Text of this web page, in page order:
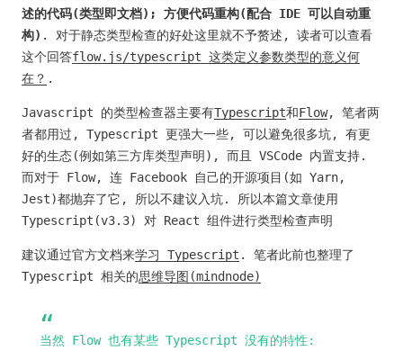
述的代码(类型即文档); 方便代码重构(配合 IDE 可以自动重
构) . 对于静态类型检查的好处这里就不予赘述, 读者可以查看
这个回答flow.js/typescript 这类定义参数类型的意义何
在？ .
Javascript 的类型检查器主要有Typescript和Flow, 笔者两
者都用过, Typescript 更强大一些, 可以避免很多坑, 有更
好的生态(例如第三方库类型声明), 而且 VSCode 内置支持.
而对于 Flow, 连 Facebook 自己的开源项目(如 Yarn,
Jest)都抛弃了它, 所以不建议入坑. 所以本篇文章使用
Typescript(v3.3) 对 React 组件进行类型检查声明
建议通过官方文档来学习 Typescript . 笔者此前也整理了
Typescript 相关的思维导图(mindnode)
当然 Flow 也有某些 Typescript 没有的特性: